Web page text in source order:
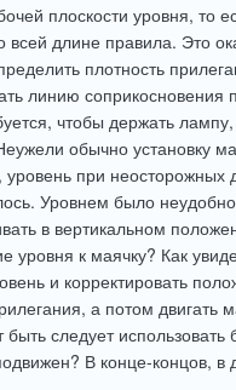
плоскости уровня, то
длине правила. Это
плотность
линию
чтобы держать лампу,
обычно установку
при неосторожных
Уровнем было
в вертикальном
к маячку? Как
и корректировать
а потом двигать
следует
В конце-концов,